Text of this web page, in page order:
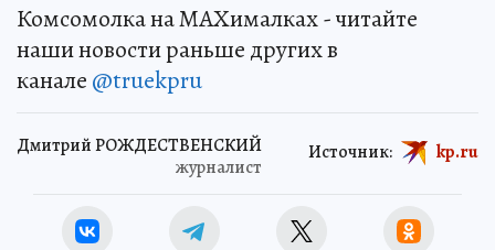
Комсомолка на MAXималках - читайте
наши новости раньше других в
канале @truekpru
Дмитрий РОЖДЕСТВЕНСКИЙ
журналист
Источник: kp.ru